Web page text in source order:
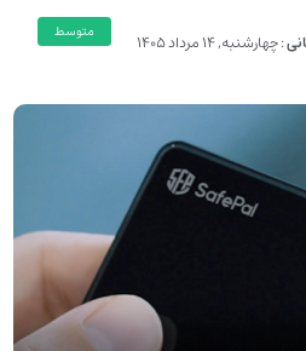
:چهارشنبه, 14 مرداد 1405 متوسط